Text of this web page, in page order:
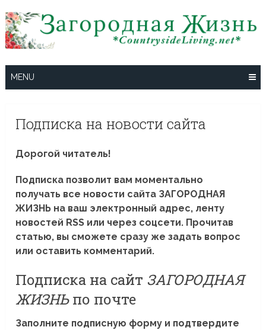
to
content
MENU
Подписка на новости сайта
Дорогой читатель!
Подписка позволит вам моментально
получать все новости сайта ЗАГОРОДНАЯ
ЖИЗНЬ на ваш электронный адрес, ленту
новостей RSS или через соцсети. Прочитав
статью, вы сможете сразу же задать вопрос
или оставить комментарий.
Подписка на сайт ЗАГОРОДНАЯ
ЖИЗНЬпо почте
Заполните подписную форму и подтвердите